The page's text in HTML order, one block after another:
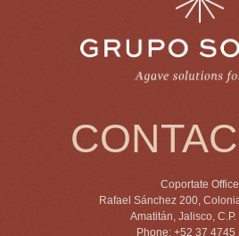
Coportate Office
Rafael Sánchez 200,
Amatitán, Jalisco,
Phone: +52 37 4745